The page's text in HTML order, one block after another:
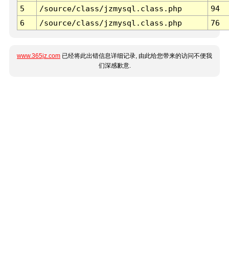
5
/source/class/jzmysql.class.php
94
6
/source/class/jzmysql.class.php 76
www.365jz.com 已经将此出错信息详细记录, 由此给您带来的访问不便我
们深感歉意.